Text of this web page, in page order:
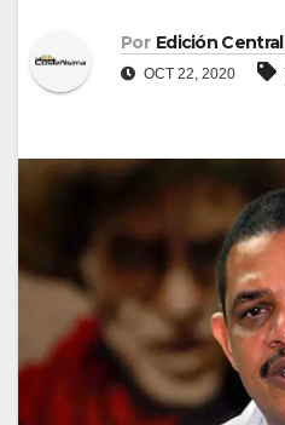
Por Edición Central
OCT 22, 2020